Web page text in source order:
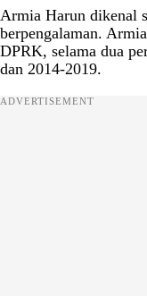
Armia Harun dikenal
berpengalaman.
DPRK, selama dua
dan 2014-2019.
ADVERTISEMENT